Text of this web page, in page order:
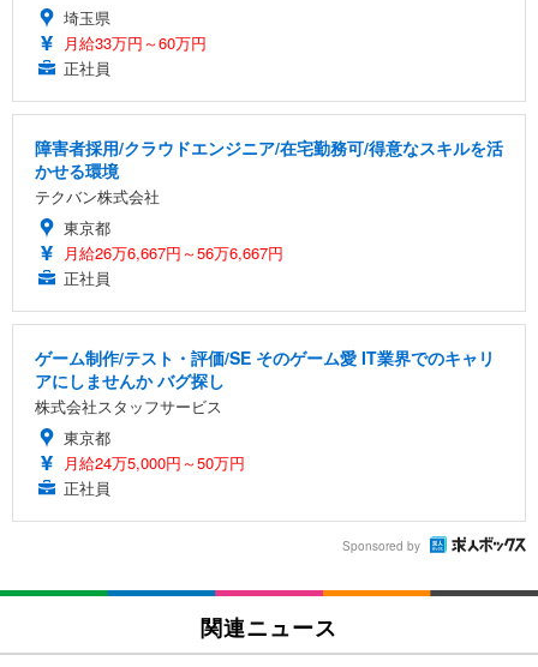
埼玉県
月給33万円～60万円
正社員
障害者採用/クラウドエンジニア/在宅勤務可/得意なスキルを活
かせる環境
テクバン株式会社
東京都
月給26万6,667円～56万6,667円
正社員
ゲーム制作/テスト・評価/SE そのゲーム愛 IT業界でのキャリ
アにしませんか バグ探し
株式会社スタッフサービス
東京都
月給24万5,000円～50万円
正社員
Sponsored by
関連ニュース